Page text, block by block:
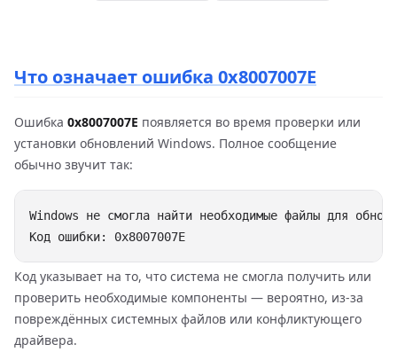
Что означает ошибка 0x8007007E
Ошибка 0x8007007E появляется во время проверки или
установки обновлений Windows. Полное сообщение
обычно звучит так:
Windows не смогла найти необходимые файлы для
Код указывает на то, что система не смогла получить или
проверить необходимые компоненты — вероятно, из-за
повреждённых системных файлов или конфликтующего
драйвера.